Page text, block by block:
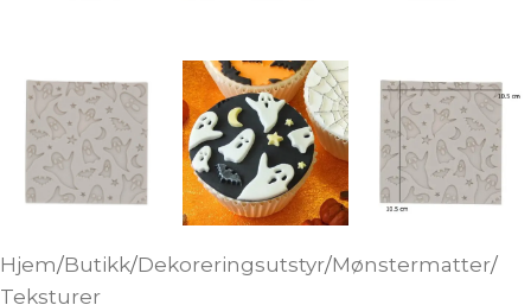
Hjem/Butikk/Dekoreringsutstyr/Mønstermatter/
Teksturer